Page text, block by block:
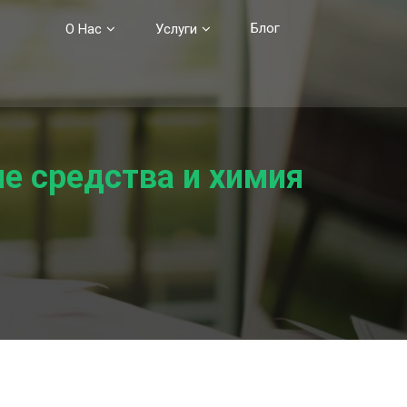
О Нас Услуги Блог
средства и химия